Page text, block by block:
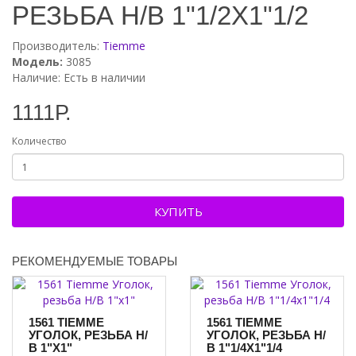
повреждениям.
ХАРАКТЕРИСТИКИ 1561 TIEMME УГОЛКА
Характеристика
Модель
1561 Tiemme Уголок
Тип резьбы
Диаметр резьбы
Материал
Применение
Системы водоснабжения и отопления
ПОЧЕМУ СТОИТ ВЫБРАТЬ 1561 TIEMME УГОЛОК?
из высококачественных материалов, которые
Герметичность:благодаря точной резьбе и
качественным материалам, соединение получается
герметичным и надёжным.
Простота установки:
фитинг легко устанавливается
и не требует специальных навыков или инструментов.
РЕЗЬБА Н/В 1"1/2Х1"1/2
Производитель: Tiemme
Модель: 3085
Наличие: Есть в наличии
1111Р.
Количество
КУПИТЬ
РЕКОМЕНДУЕМЫЕ ТОВАРЫ
1561 TIEMME
УГОЛОК, РЕЗЬБА Н/
В 1"Х1"
1561 TIEMME
УГОЛОК, РЕЗЬБА Н/
В 1"1/4Х1"1/4